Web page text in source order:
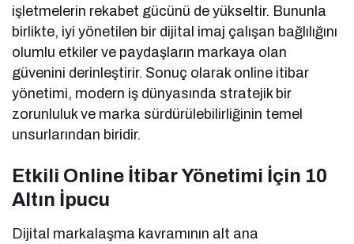
işletmelerin rekabet gücünü de yükseltir. Bununla
birlikte, iyi yönetilen bir dijital imaj çalışan bağlılığını
olumlu etkiler ve paydaşların markaya olan
güvenini derinleştirir. Sonuç olarak online itibar
yönetimi, modern iş dünyasında stratejik bir
zorunluluk ve marka sürdürülebilirliğinin temel
unsurlarından biridir.
Etkili Online İtibar Yönetimi İçin 10
Altın İpucu
Dijital markalaşma kavramının alt ana